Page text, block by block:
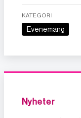
KATEGORI
Evenemang
Nyheter